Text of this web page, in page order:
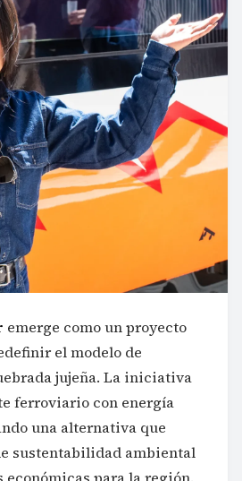
emerge como un proyecto
el modelo de
jujeña. La iniciativa
ferroviario con energía
una alternativa que
sustentabilidad ambiental